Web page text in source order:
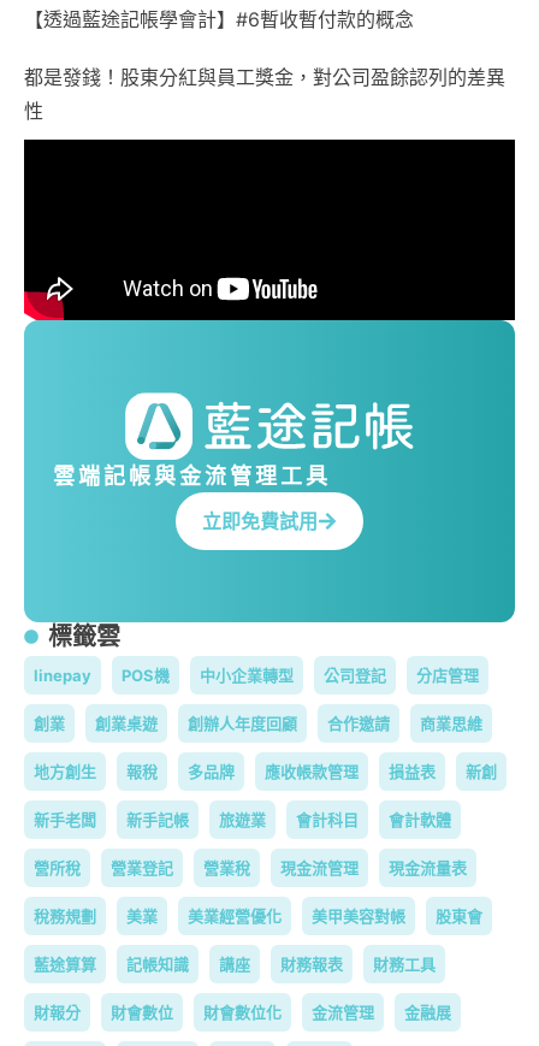
【透過藍途記帳學會計】#6暫收暫付款的概念
都是發錢！股東分紅與員工獎金，對公司盈餘認列的差異
性
雲端記帳與金流管理工具
立即免費試用
標籤雲
linepay POS機 中小企業轉型 公司登記 分店管理
創業 創業桌遊 創辦人年度回顧 合作邀請 商業思維
地方創生 報稅 多品牌 應收帳款管理 損益表 新創
新手老闆 新手記帳 旅遊業 會計科目 會計軟體
營所稅 營業登記 營業稅 現金流管理 現金流量表
稅務規劃 美業 美業經營優化 美甲美容對帳 股東會
藍途算算 記帳知識 講座 財務報表 財務工具
財報分 財會數位 財會數位化 金流管理 金融展